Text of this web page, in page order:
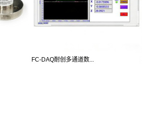
FC-DAQ耐创多通道数...